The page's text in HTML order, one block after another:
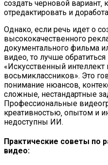
создать черновой
отредактировать и
Однако‚ если речь идет о
высококачественного
документального фильма
видео‚ то лучше
«Искусственный интеллект
восьмиклассников». Это
понимание нюансов‚
сложные‚ нестандартные
Профессиональные
креативностью‚ опытом и
недоступны ИИ.
Практические советы по
видео: